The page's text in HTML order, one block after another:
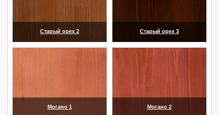
Старый орех 2 Старый орех 3
Могано 1 Могано 2